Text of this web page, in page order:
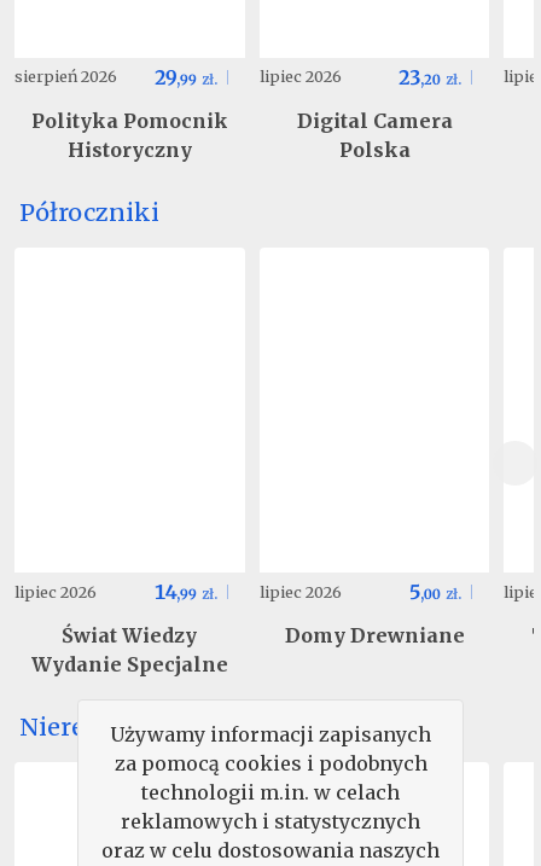
sierpień 2026 29,99 zł.
Polityka Pomocnik
Historyczny
lipiec 2026 23,20 zł.
Digital Camera
Polska
Półroczniki
lipiec 2026 14,99 zł.
Świat Wiedzy
Wydanie Specjalne
lipiec 2026 5,00 zł.
Domy Drewniane
NieregularneUżywamy informacji zapisanych
za pomocą cookies i podobnych
technologii m.in. w celach
reklamowych i statystycznych
oraz w celu dostosowania naszych